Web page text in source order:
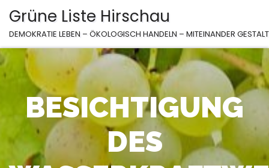
Inhalt
springen
Grüne Liste Hirschau
DEMOKRATIE LEBEN – ÖKOLOGISCH HANDELN – MITEINANDER
BESICHTIGUNG
DES